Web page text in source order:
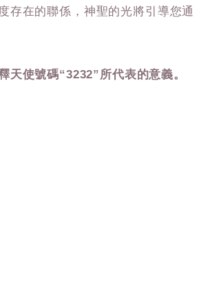
存在的聯係，神聖的光將引導您通
天使號碼“3232”所代表的意義。